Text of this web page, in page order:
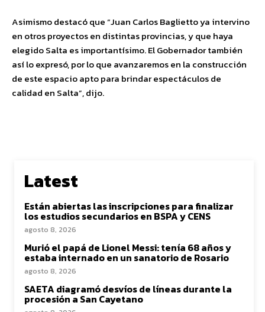
Asimismo destacó que “Juan Carlos Baglietto ya intervino
en otros proyectos en distintas provincias, y que haya
elegido Salta es importantísimo. El Gobernador también
así lo expresó, por lo que avanzaremos en la construcción
de este espacio apto para brindar espectáculos de
calidad en Salta”, dijo.
Latest
Están abiertas las inscripciones para finalizar
los estudios secundarios en BSPA y CENS
agosto 8, 2026
Murió el papá de Lionel Messi: tenía 68 años y
estaba internado en un sanatorio de Rosario
agosto 8, 2026
SAETA diagramó desvíos de líneas durante la
procesión a San Cayetano